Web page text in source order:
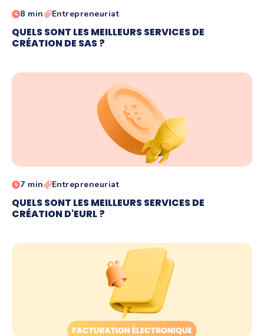
8 min Entrepreneuriat
QUELS SONT LES MEILLEURS SERVICES DE
CRÉATION DE SAS ?
7 min Entrepreneuriat
QUELS SONT LES MEILLEURS SERVICES DE
CRÉATION D'EURL ?